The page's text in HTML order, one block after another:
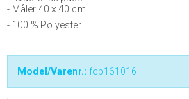
- Måler 40 x 40 cm
- 100 % Polyester
Model/Varenr.: fcb161016